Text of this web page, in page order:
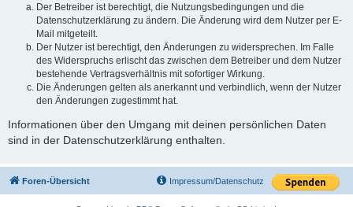
Der Betreiber ist berechtigt, die Nutzungsbedingungen und die
Datenschutzerklärung zu ändern. Die Änderung wird dem Nutzer per E-
Mail mitgeteilt.
Der Nutzer ist berechtigt, den Änderungen zu widersprechen. Im Falle
des Widerspruchs erlischt das zwischen dem Betreiber und dem Nutzer
bestehende Vertragsverhältnis mit sofortiger Wirkung.
Die Änderungen gelten als anerkannt und verbindlich, wenn der Nutzer
den Änderungen zugestimmt hat.
Informationen über den Umgang mit deinen persönlichen Daten
sind in der Datenschutzerklärung enthalten.
Foren-Übersicht Impressum/Datenschutz